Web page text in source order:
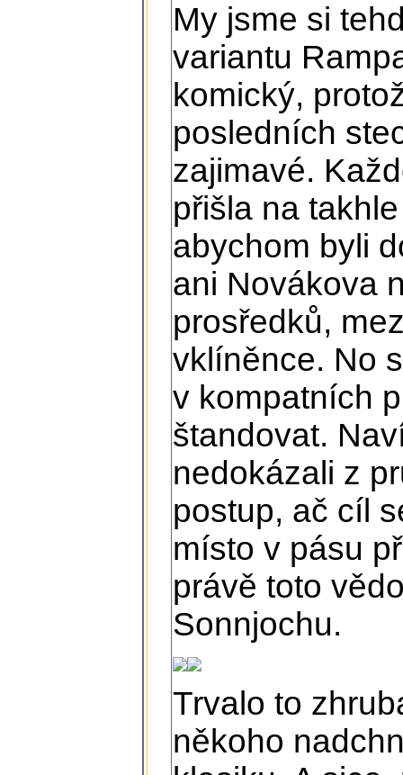
My jsme si
variantu
komický,
posledních
zajimavé.
přišla na
abychom byli
ani Novákova
prosředků,
vklíněnce. No
v kompatních
štandovat.
nedokázali z
postup, ač cíl
místo v pásu
právě toto
Sonnjochu.
Trvalo to
někoho